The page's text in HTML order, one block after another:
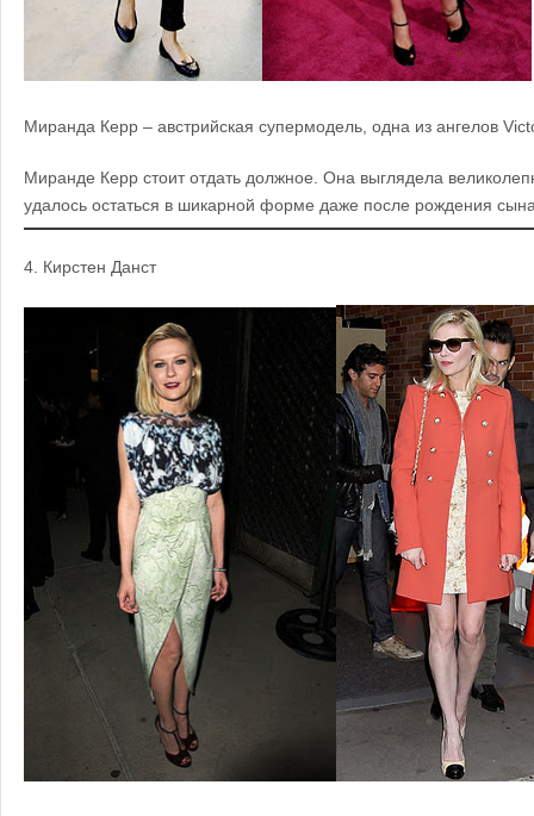
Миранда Керр – австрийская супермодель, одна из ангелов
Миранде Керр стоит отдать должное. Она выглядела
удалось остаться в шикарной форме даже после рождения
4. Кирстен Данст